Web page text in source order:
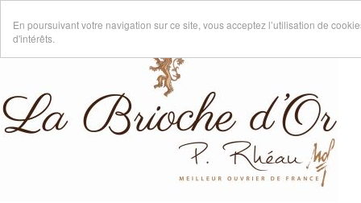
En poursuivant votre navigation sur ce site, vous acceptez l’utilisation de
d'intérêts.